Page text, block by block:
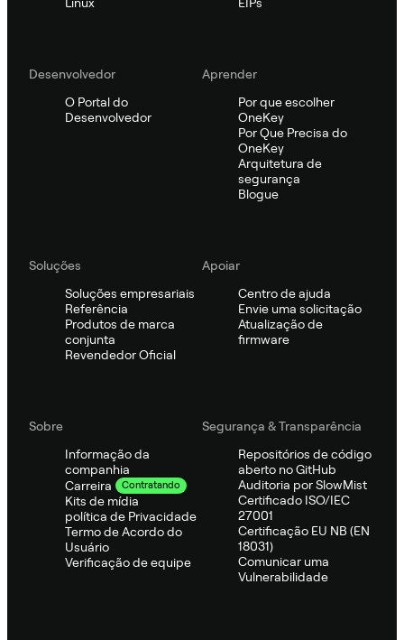
Desenvolvedor
O Portal do
Desenvolvedor
Aprender
Por que escolher
OneKey
Por Que Precisa do
OneKey
Arquitetura de
segurança
Blogue
Soluções
Soluções empresariais
Referência
Produtos de marca
conjunta
Revendedor Oficial
Apoiar
Centro de ajuda
Envie uma solicitação
Atualização de
firmware
Sobre
Informação da
companhia
Carreira
Contratando
Kits de mídia
política de Privacidade
Termo de Acordo do
Usuário
Verificação de equipe
Segurança & Transparência
Repositórios de código
aberto no GitHub
Auditoria por SlowMist
Certificado ISO/IEC
27001
Certificação EU NB (EN
18031)
Comunicar uma
Vulnerabilidade